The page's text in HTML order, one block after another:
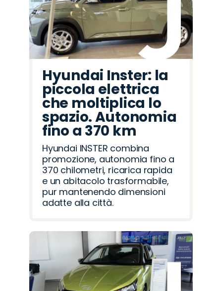
Hyundai Inster: la
piccola elettrica
che moltiplica lo
spazio. Autonomia
fino a 370 km
Hyundai INSTER combina
promozione, autonomia fino a
370 chilometri, ricarica rapida
e un abitacolo trasformabile,
pur mantenendo dimensioni
adatte alla città.